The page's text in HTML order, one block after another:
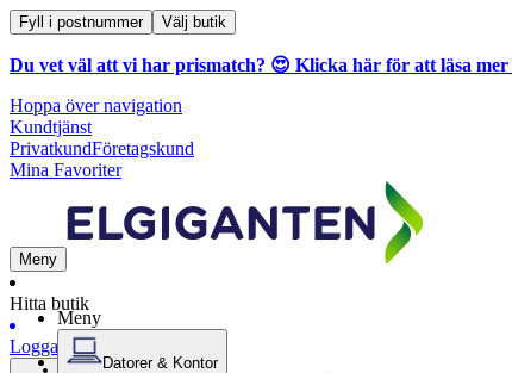
Fyll i postnummer Välj butik
Du vet väl att vi har prismatch? 😍 Klicka här för att läsa mer
Hoppa över navigation
Kundtjänst
PrivatkundFöretagskund
Mina Favoriter
Meny
Hitta butik
Logga in
Meny
Datorer & Kontor